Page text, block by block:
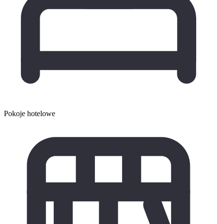
Pokoje hotelowe